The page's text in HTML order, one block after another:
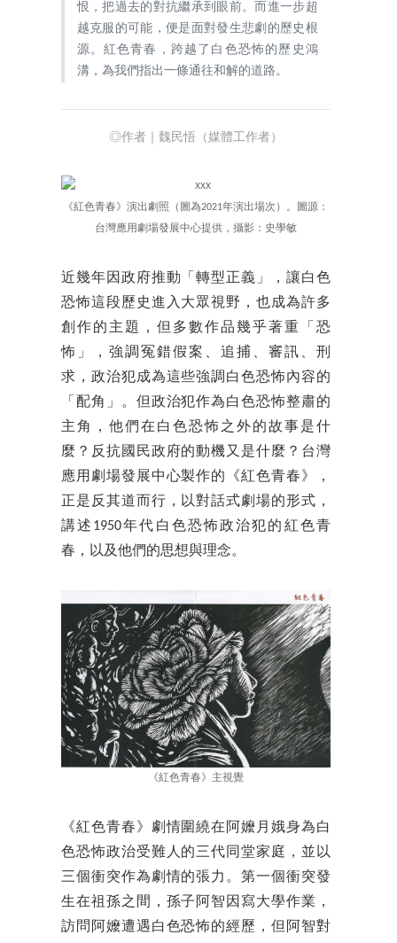
恨，把過去的對抗繼承到眼前。而進一步超
越克服的可能，便是面對發生悲劇的歷史根
源。紅色青春，跨越了白色恐怖的歷史鴻
溝，為我們指出一條通往和解的道路。
◎作者｜魏民悟（媒體工作者）
《紅色青春》演出劇照（圖為2021年演出場次）。圖源：
台灣應用劇場發展中心提供，攝影：史學敏
近幾年因政府推動「轉型正義」，讓白色
恐怖這段歷史進入大眾視野，也成為許多
創作的主題，但多數作品幾乎著重「恐
怖」，強調冤錯假案、追捕、審訊、刑
求，政治犯成為這些強調白色恐怖內容的
「配角」。但政治犯作為白色恐怖整肅的
主角，他們在白色恐怖之外的故事是什
麼？反抗國民政府的動機又是什麼？台灣
應用劇場發展中心製作的《紅色青春》，
正是反其道而行，以對話式劇場的形式，
講述1950年代白色恐怖政治犯的紅色青
春，以及他們的思想與理念。
《紅色青春》主視覺
《紅色青春》劇情圍繞在阿嬤月娥身為白
色恐怖政治受難人的三代同堂家庭，並以
三個衝突作為劇情的張力。第一個衝突發
生在祖孫之間，孫子阿智因寫大學作業，
訪問阿嬤遭遇白色恐怖的經歷，但阿智對